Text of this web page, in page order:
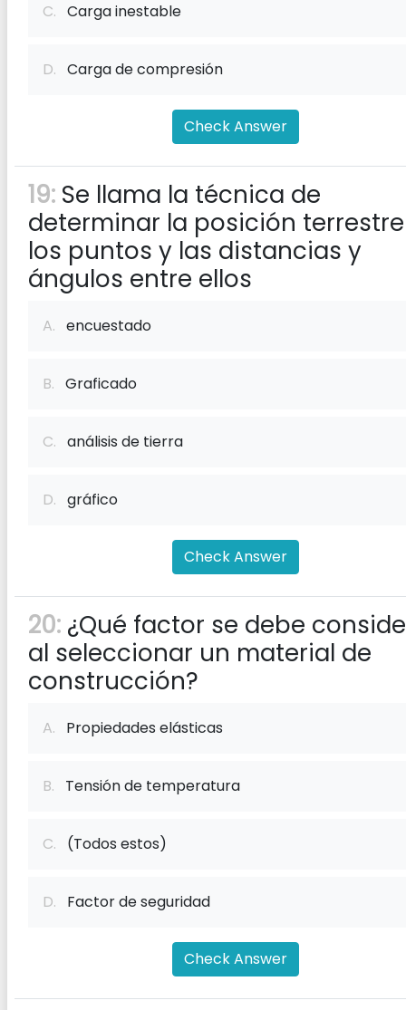
C. Carga inestable
D. Carga de compresión
Check Answer
19: Se llama la técnica de
determinar la posición
los puntos y las distancias y
ángulos entre ellos
A. encuestado
B. Graficado
C. análisis de tierra
D. gráfico
Check Answer
20: ¿Qué factor se debe
al seleccionar un material de
construcción?
A. Propiedades elásticas
B. Tensión de temperatura
C. (Todos estos)
D. Factor de seguridad
Check Answer